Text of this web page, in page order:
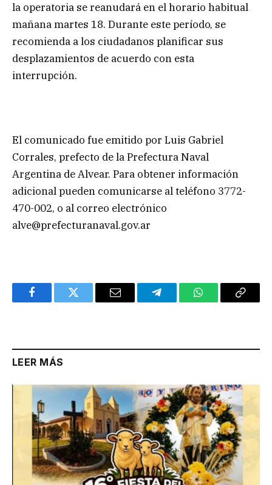
la operatoria se reanudará en el horario habitual
mañana martes 18. Durante este período, se
recomienda a los ciudadanos planificar sus
desplazamientos de acuerdo con esta
interrupción.
El comunicado fue emitido por Luis Gabriel
Corrales, prefecto de la Prefectura Naval
Argentina de Alvear. Para obtener información
adicional pueden comunicarse al teléfono 3772-
470-002, o al correo electrónico
alve@prefecturanaval.gov.ar
FacebookTwitter Email TelegramWhatsAppCopy
LEER MÁS